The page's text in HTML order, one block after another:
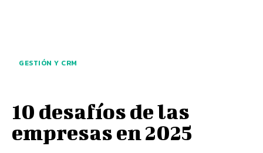
GESTIÓN Y CRM
10 desafíos de las
empresas en 2025